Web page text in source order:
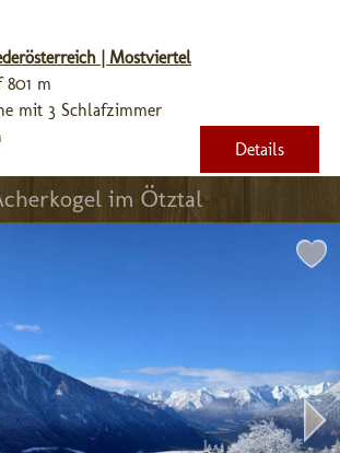
| Mostviertel
801 m
mit 3 Schlafzimmer
Details
im Ötztal